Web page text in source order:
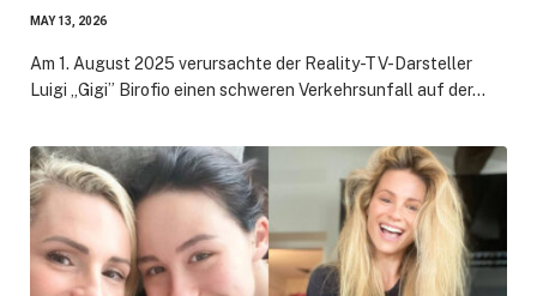
MAY 13, 2026
Am 1. August 2025 verursachte der Reality-TV-Darsteller
Luigi „Gigi” Birofio einen schweren Verkehrsunfall auf der…